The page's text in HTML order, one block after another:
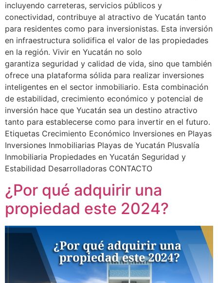
incluyendo carreteras, servicios públicos y
conectividad, contribuye al atractivo de Yucatán tanto
para residentes como para inversionistas. Esta inversión
en infraestructura solidifica el valor de las propiedades
en la región. Vivir en Yucatán no solo
garantiza seguridad y calidad de vida, sino que también
ofrece una plataforma sólida para realizar inversiones
inteligentes en el sector inmobiliario. Esta combinación
de estabilidad, crecimiento económico y potencial de
inversión hace que Yucatán sea un destino atractivo
tanto para establecerse como para invertir en el futuro.
Etiquetas Crecimiento Económico Inversiones en Playas
Inversiones Inmobiliarias Playas de Yucatán Plusvalía
Inmobiliaria Propiedades en Yucatán Seguridad y
Estabilidad Desarrolladoras CONTACTO
¿Por qué adquirir una
propiedad este 2024?